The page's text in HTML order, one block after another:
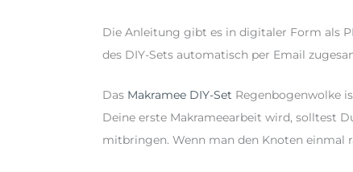
Die Anleitung gibt es in digitaler Form als
des DIY-Sets automatisch per Email
Das Makramee DIY-Set Regenbogenwolke
Deine erste Makrameearbeit wird, solltest
mitbringen. Wenn man den Knoten einmal